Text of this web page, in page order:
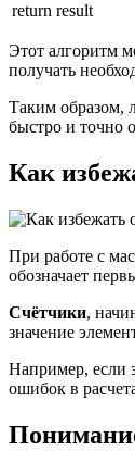
return result
Этот алгоритм
получать
Таким образом,
быстро и точно
Как
При работе с
обозначает
Счётчики,
значение
Например, если
ошибок в